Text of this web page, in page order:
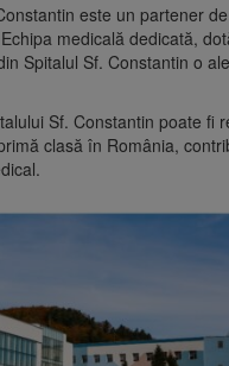
este un partener
medicală dedicată,
Spitalul Sf. Constantin o
Sf. Constantin poate
clasă în România,